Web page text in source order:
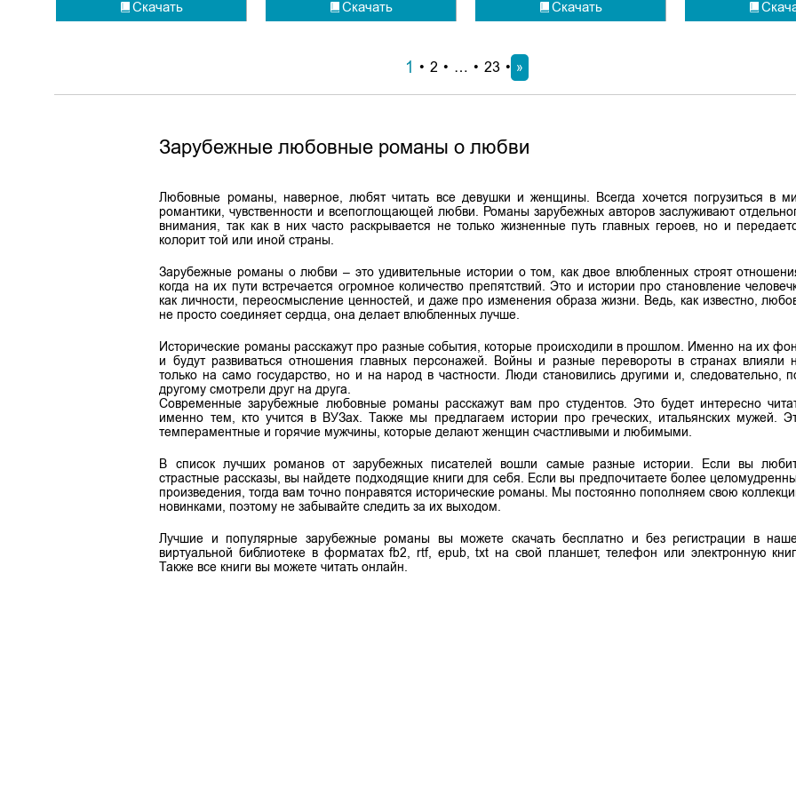
Скачать Скачать Скачать
1 2 … 23 »
Зарубежные любовные романы о любви
Любовные романы, наверное, любят читать все девушки и женщины. Всегда хочется погрузиться в
романтики, чувственности и всепоглощающей любви. Романы зарубежных авторов заслуживают
внимания, так как в них часто раскрывается не только жизненные путь главных героев, но и
колорит той или иной страны.
Зарубежные романы о любви – это удивительные истории о том, как двое влюбленных строят
когда на их пути встречается огромное количество препятствий. Это и истории про становление
как личности, переосмысление ценностей, и даже про изменения образа жизни. Ведь, как известно,
не просто соединяет сердца, она делает влюбленных лучше.
Исторические романы расскажут про разные события, которые происходили в прошлом. Именно на их
и будут развиваться отношения главных персонажей. Войны и разные перевороты в странах влияли
только на само государство, но и на народ в частности. Люди становились другими и, следовательно,
другому смотрели друг на друга.
Современные зарубежные любовные романы расскажут вам про студентов. Это будет интересно
именно тем, кто учится в ВУЗах. Также мы предлагаем истории про греческих, итальянских мужей.
темпераментные и горячие мужчины, которые делают женщин счастливыми и любимыми.
В список лучших романов от зарубежных писателей вошли самые разные истории. Если вы
страстные рассказы, вы найдете подходящие книги для себя. Если вы предпочитаете более
произведения, тогда вам точно понравятся исторические романы. Мы постоянно пополняем свою
новинками, поэтому не забывайте следить за их выходом.
Лучшие и популярные зарубежные романы вы можете скачать бесплатно и без регистрации в
виртуальной библиотеке в форматах fb2, rtf, epub, txt на свой планшет, телефон или электронную
Также все книги вы можете читать онлайн.